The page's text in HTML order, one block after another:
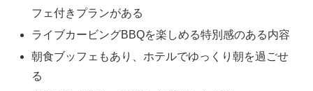
フェ付きプランがある
ライブカービングBBQを楽しめる特別感のある内容
朝食ブッフェもあり、ホテルでゆっくり朝を過ごせ
る